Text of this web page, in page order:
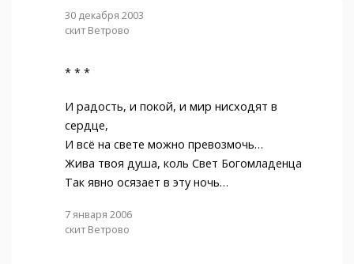
30 декабря 2003
скит Ветрово
* * *
И радость, и покой, и мир нисходят в
сердце,
И всё на свете можно превозмочь…
Жива твоя душа, коль Свет Богомладенца
Так явно осязает в эту ночь…
7 января 2006
скит Ветрово